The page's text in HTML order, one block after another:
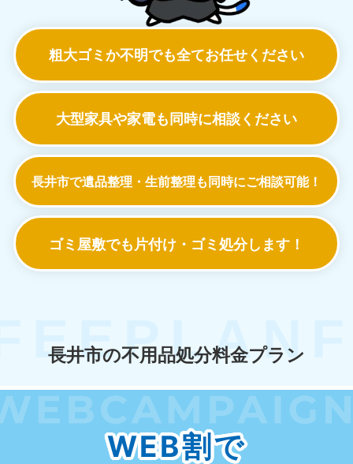
粗大ゴミか不明でも全てお任せください
大型家具や家電も同時に相談ください
長井市で遺品整理・生前整理も同時にご相談可能！
ゴミ屋敷でも 片付け・ゴミ処分します！
長井市の不用品処分料金プラン
WEB割で